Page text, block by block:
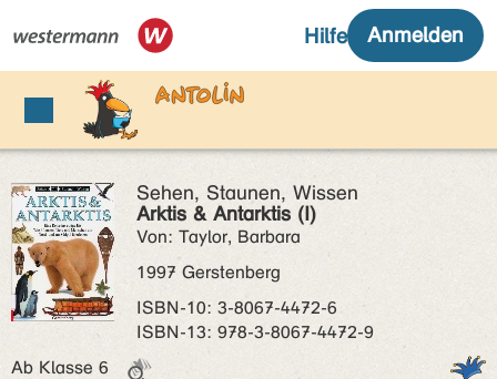
Sehen, Staunen, Wissen
Arktis & Antarktis (I)
Von: Taylor, Barbara
1997 Gerstenberg
ISBN‑10: 3-8067-4472-6
ISBN‑13: 978-3-8067-4472-9
Ab Klasse 6